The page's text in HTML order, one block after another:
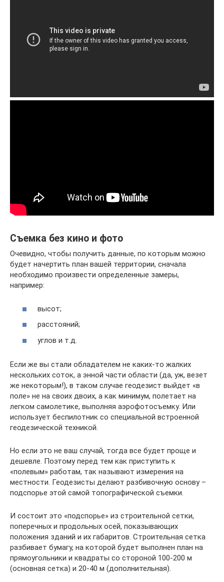
Съемка без кино и фото
Очевидно, чтобы получить данные, по которым можно
будет начертить план вашей территории, сначала
необходимо произвести определенные замеры,
например:
высот;
расстояний;
углов и т.д.
Если же вы стали обладателем не каких-то жалких
нескольких соток, а энной части области (да, уж, везет
же некоторым!), в таком случае геодезист выйдет «в
поле» не на своих двоих, а как минимум, полетает на
легком самолетике, выполняя аэрофотосъемку. Или
использует беспилотник со специальной встроенной
геодезической техникой.
Но если это не ваш случай, тогда все будет проще и
дешевле. Поэтому перед тем как приступить к
«полевым» работам, так называют измерения на
местности. Геодезисты делают разбивочную основу –
подспорье этой самой топографической съемки.
И состоит это «подспорье» из строительной сетки,
поперечных и продольных осей, показывающих
положения зданий и их габаритов. Строительная сетка
разбивает бумагу, на которой будет выполнен план на
прямоугольники и квадраты со стороной 100-200 м
(основная сетка) и 20-40 м (дополнительная).